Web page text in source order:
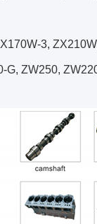
3,
G, ZW250,